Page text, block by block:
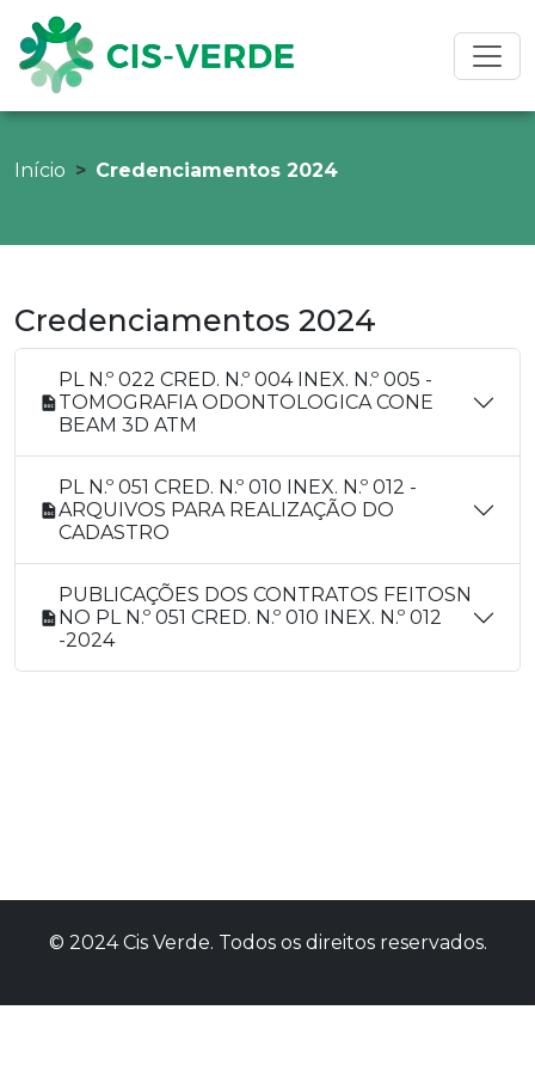
Início Credenciamentos 2024
Credenciamentos 2024
PL N.º 022 CRED. N.º 004 INEX. N.º 005 -
TOMOGRAFIA ODONTOLOGICA CONE
BEAM 3D ATM
PL N.º 051 CRED. N.º 010 INEX. N.º 012 -
ARQUIVOS PARA REALIZAÇÃO DO
CADASTRO
PUBLICAÇÕES DOS CONTRATOS FEITOSN
NO PL N.º 051 CRED. N.º 010 INEX. N.º 012
-2024
© 2024 Cis Verde. Todos os direitos reservados.